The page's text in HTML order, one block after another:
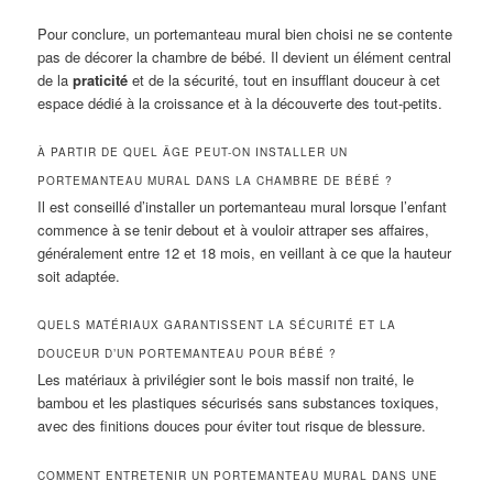
Pour conclure, un portemanteau mural bien choisi ne se contente
pas de décorer la chambre de bébé. Il devient un élément central
de lapraticité et de la sécurité, tout en insufflant douceur à cet
espace dédié à la croissance et à la découverte des tout-petits.
À PARTIR DE QUEL ÂGE PEUT-ON INSTALLER UN
PORTEMANTEAU MURAL DANS LA CHAMBRE DE BÉBÉ ?
Il est conseillé d’installer un portemanteau mural lorsque l’enfant
commence à se tenir debout et à vouloir attraper ses affaires,
généralement entre 12 et 18 mois, en veillant à ce que la hauteur
soit adaptée.
QUELS MATÉRIAUX GARANTISSENT LA SÉCURITÉ ET LA
DOUCEUR D’UN PORTEMANTEAU POUR BÉBÉ ?
Les matériaux à privilégier sont le bois massif non traité, le
bambou et les plastiques sécurisés sans substances toxiques,
avec des finitions douces pour éviter tout risque de blessure.
COMMENT ENTRETENIR UN PORTEMANTEAU MURAL DANS UNE